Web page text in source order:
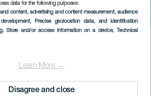
data for the following purposes:
and content, advertising and content measurement, audience
, Precise geolocation data, and identification
, Store and/or access information on a device, Technical
Learn More →
Disagree and close
i konsert